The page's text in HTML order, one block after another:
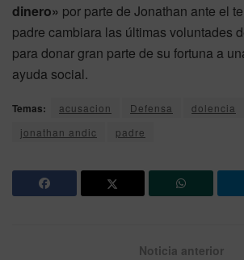
dinero» por parte de Jonathan ante el
padre cambiara las últimas voluntades
para donar gran parte de su fortuna a
ayuda social.
Temas: acusacion Defensa dolencia
jonathan andic
padre
Noticia anterior